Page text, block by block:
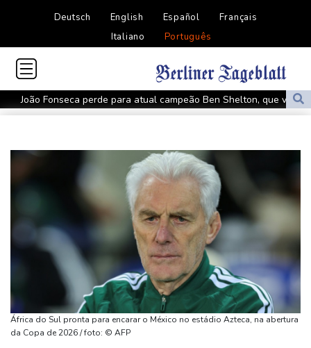
Deutsch English Español
Français
Italiano
Português
João Fonseca perde para atual campeão Ben Shelton, que vai às
quartas do Masters 1000 de Montreal
Emirados
Espanhóis Daniel Mérida e Rafael Jódar avançam às quartas do
Masters 1000 de Montreal
Don Nelson, lenda da NBA como jogador e treinador, morre aos
86 anos
Rybakina vence batalha contra Samsonova e avança às quartas
de final em Toronto
Netanyahu rejeita plano para Gaza e volta a se distanciar de
Trump
Como contrata zagueiro Trevoh Chalobah, do Chelsea e da
África do Sul pronta para encarar o México no estádio Azteca, na abertura
da Copa de 2026 / foto: © AFP